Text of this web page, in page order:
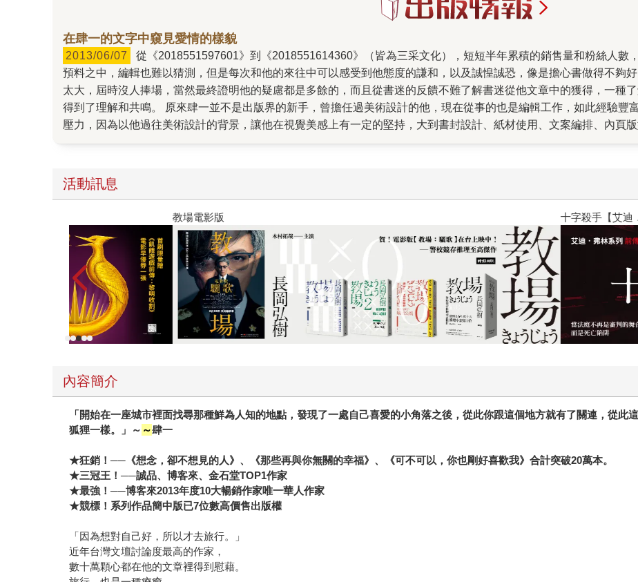
在肆一的文字中窺見愛情的樣貌
2013/06/07
從《2018551597601》到《2018551614360》（皆為三采文化），短短半年累積的銷售量和粉絲人數，我想是肆一始料未及的，還是其實一切都在他
預料之中，編輯也難以猜測，但是每次和他的來往中可以感受到他態度的謙和，以及誠惶誠恐，像是擔心書做得不夠
太大，屆時沒人捧場，當然最終證明他的疑慮都是多餘的，而且從書迷的反饋不難了解書迷從他文章中的獲得，一種
得到了理解和共鳴。 原來肆一並不是出版界的新手，曾擔任過美術設計的他，現在從事的也是編輯工作，如此經驗豐
壓力，因為以他過往美術設計的背景，讓他在視覺美感上有一定的堅持，大到書封設計、紙材使用、文案編排、內頁
至到了設計第二本《那些再與你無關的幸福》的封面時，肆一與美術設計也經過了長時間的溝通與調整，才完成了這
是「陽光蒸發了傷心的眼淚」，非常貼近這本書想要傳達的正面意念。 這本《那些再與你無關的幸福》發書的時間點
書則是想要陪大家一起再往前走一點。五月，夏天才剛剛開始，但葉子都已經綠了，日照時間也漸漸拉長，陽光幫忙
可以試試的時候了。是時候，對自己再更好一點了。」這次肆一在書中展現原有纖細敏銳的觀察力，和益發純熟的闡
懂的道理講的不那麼教條，他說：「在期許自己可以去做到之前，知道是第一步。而我一直想做的就是這些事，試圖
提醒那些其實你都懂，只是一時忘記的話。或許我無法跟你說，要怎樣愛情才會好，因為每個人的愛情都不同，愛情
都值得有人對你好。眼淚有好有壞，不希望是招惹讓大家傷心的眼淚，而可以是被了解的眼淚，讓你在覺得自己是一
默、反應快，偶爾言詞頗為犀利、偶爾又相當貼心的人，就如同他文章中一貫的「一個男人的告白」那段精準、誠實
寫又是如此充滿溫暖和了解，肆一曾說過自己不是戀愛高手，但身旁都是戀愛動物，他所說的似乎都是別人的愛情故
面、積極，鼓勵書迷不要失去對愛的信仰，就如同他說的：「沒有人可以阻止你對自己好，因為你是你的」。 ＊文中
活動訊息
十字殺手【艾迪．弗林系列 前傳】
內容簡介
「開始在一座城市裡面找尋那種鮮為人知的地點，發現了一處自己喜愛的小角落之後，從此你跟這個地方就有了關連，從此
狐狸一樣。」～ ～肆一
★狂銷！── 《想念，卻不想見的人》、《那些再與你無關的幸福》、《可不可以，你也剛好喜歡我》合計突破20萬本。
★三冠王！──誠品、博客來、金石堂TOP1作家
★最強！──博客來2013年度10大暢銷作家唯一華人作家
★競標！系列作品簡中版已7位數高價售出版權
「因為想對自己好，所以才去旅行。」
近年台灣文壇討論度最高的作家，
數十萬顆心都在他的文章裡得到慰藉。